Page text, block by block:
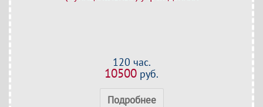
120 час.
10500 руб.
Подробнее